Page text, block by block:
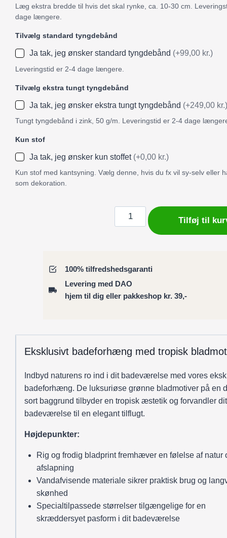
Læg ekstra bredde til hvis det skal rynke, ca. 10-30 cm.
dage længere.
Tilvælg standard tyngdebånd
Ja tak, jeg ønsker standard tyngdebånd (+99,00 kr.)
Leveringstid er 2-4 dage længere.
Tilvælg ekstra tungt tyngdebånd
Ja tak, jeg ønsker ekstra tungt tyngdebånd (+249,00 kr.)
Tungt tyngdebånd i zink, 50 g/m. Leveringstid er 2-4 dage
Kun stof
Ja tak, jeg ønsker kun stoffet (+0,00 kr.)
Kun stof med kantsyning. Vælg denne, hvis du fx vil sy-selv eller
som dekoration.
Badeforhæng
/
Bruseforhæng
gylden
og
Tilføj til
100% tilfredshedsgaranti
Levering med DAO
hjem til dig eller pakkeshop kr. 39,-
Eksklusivt badeforhæng med tropisk
Indbyd naturens ro ind i dit badeværelse med vores
badeforhæng. De luksuriøse grønne bladmotiver på en
sort baggrund tilbyder en tropisk æstetik og forvandler dit
badeværelse til en elegant tilflugt.
Højdepunkter:
Rig og frodig bladprint fremhæver en følelse af natur
afslapning
Vandafvisende materiale sikrer praktisk brug og
skønhed
Specialtilpassede størrelser tilgængelige for en
skræddersyet pasform i dit badeværelse